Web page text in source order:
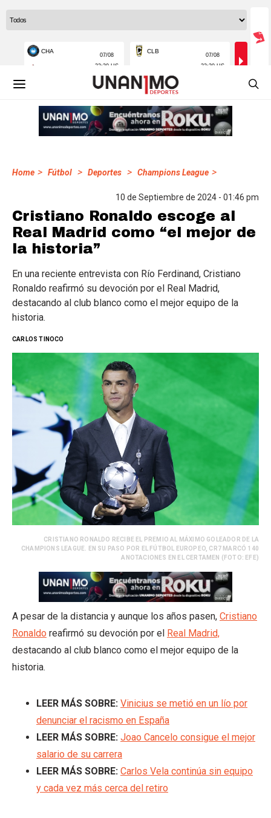
Home > Fútbol > Deportes > Champions League >
10 de Septiembre de 2024 - 01:46 pm
Cristiano Ronaldo escoge al
Real Madrid como “el mejor de
la historia”
En una reciente entrevista con Río Ferdinand, Cristiano
Ronaldo reafirmó su devoción por el Real Madrid,
destacando al club blanco como el mejor equipo de la
historia.
CARLOS TINOCO
CRISTIANO RONALDO RECIBE EL PREMIO AL MÁXIMO GOLEADOR DE LA
CHAMPIONS LEAGUE. EN SU PASO POR EL FÚTBOL EUROPEO, CR7 MARCÓ 140
ANOTACIONES EN EL CERTAMEN (FOTO: EFE)
A pesar de la distancia y aunque los años pasen, Cristiano
Ronaldo reafirmó su devoción por el Real Madrid,
destacando al club blanco como el mejor equipo de la
historia.
LEER MÁS SOBRE: Vinicius se metió en un lío por
denunciar el racismo en España
LEER MÁS SOBRE: Joao Cancelo consigue el mejor
salario de su carrera
LEER MÁS SOBRE: Carlos Vela continúa sin equipo
y cada vez más cerca del retiro